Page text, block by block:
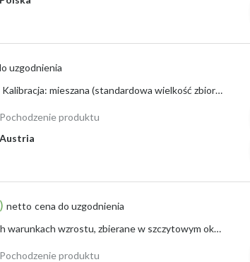
uzgodnienia
Kategoria: Owoce → Kiwi → Świeże owoce Kiwi Kalibracja: mieszana (standardowa wielkość zbioru mini kiwi) Rodzaj opakowania: kartony 4 kg (st...
Pochodzenie produktu
Austria
netto cena do uzgodnienia
Nasze kiwi są starannie uprawiane w optymalnych warunkach wzrostu, zbierane w szczytowym okresie dojrzałości, aby zapewnić maksymalny smak i...
Pochodzenie produktu